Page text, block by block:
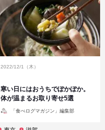
2022/12/1（木）
寒い日にはおうちでぽかぽか。
体が温まるお取り寄せ5選
「食べログマガジン」編集部